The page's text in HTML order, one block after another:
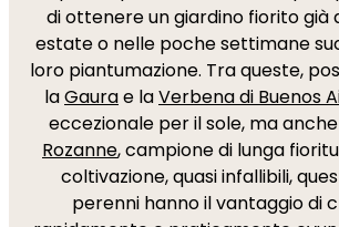
di ottenere un giardino fiorito già
estate o nelle poche settimane
loro piantumazione. Tra queste,
laGaurae laVerbena di Buenos
eccezionale per il sole, ma
Rozanne, campione di lunga
coltivazione, quasi infallibili,
perenni hanno il vantaggio di